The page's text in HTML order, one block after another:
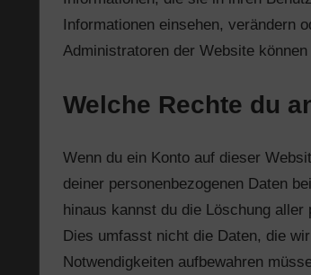
Informationen einsehen, verändern
Administratoren der Website
Welche Rechte du
Wenn du ein Konto auf dieser
deiner personenbezogenen Daten
hinaus kannst du die Löschung
Dies umfasst nicht die Daten, die
Notwendigkeiten aufbewahren